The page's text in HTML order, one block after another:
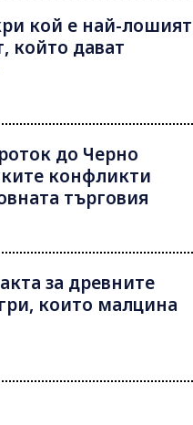
кой е най-лошият
който дават
до Черно
конфликти
търговия
за древните
които малцина